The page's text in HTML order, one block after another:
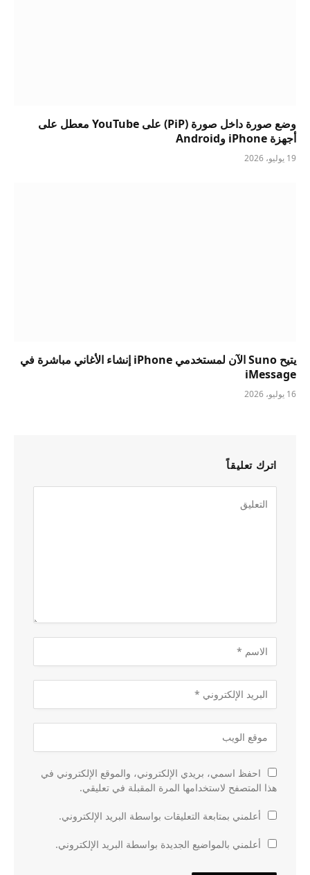
وضع صورة داخل صورة (PiP) على YouTube معطل على
أجهزة iPhone وAndroid
19 يوليو، 2026
يتيح Suno الآن لمستخدمي iPhone إنشاء الأغاني مباشرة في
iMessage
16 يوليو، 2026
اترك تعليقاً
احفظ اسمي، بريدي الإلكتروني، والموقع الإلكتروني في
هذا المتصفح لاستخدامها المرة المقبلة في تعليقي.
أعلمني بمتابعة التعليقات بواسطة البريد الإلكتروني.
أعلمني بالمواضيع الجديدة بواسطة البريد الإلكتروني.